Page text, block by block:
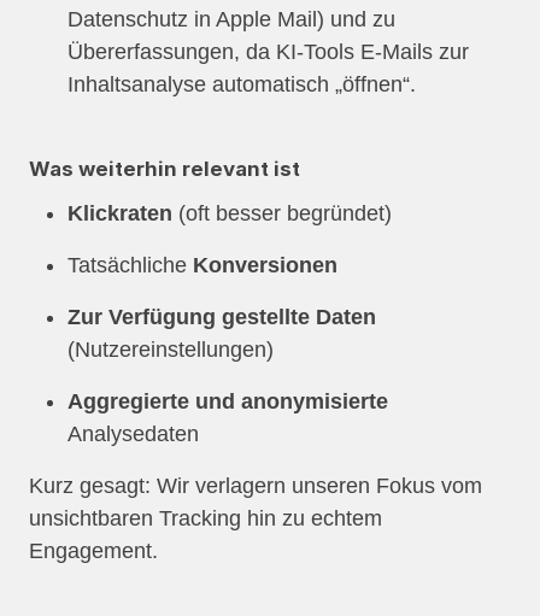
Datenschutz in Apple Mail) und zu
Übererfassungen, da KI-Tools E-Mails zur
Inhaltsanalyse automatisch „öffnen“.
Was weiterhin relevant ist
Klickraten (oft besser begründet)
Tatsächliche Konversionen
Zur Verfügung gestellte Daten
(Nutzereinstellungen)
Aggregierte und anonymisierte
Analysedaten
Kurz gesagt: Wir verlagern unseren Fokus vom
unsichtbaren Tracking hin zu echtem
Engagement.